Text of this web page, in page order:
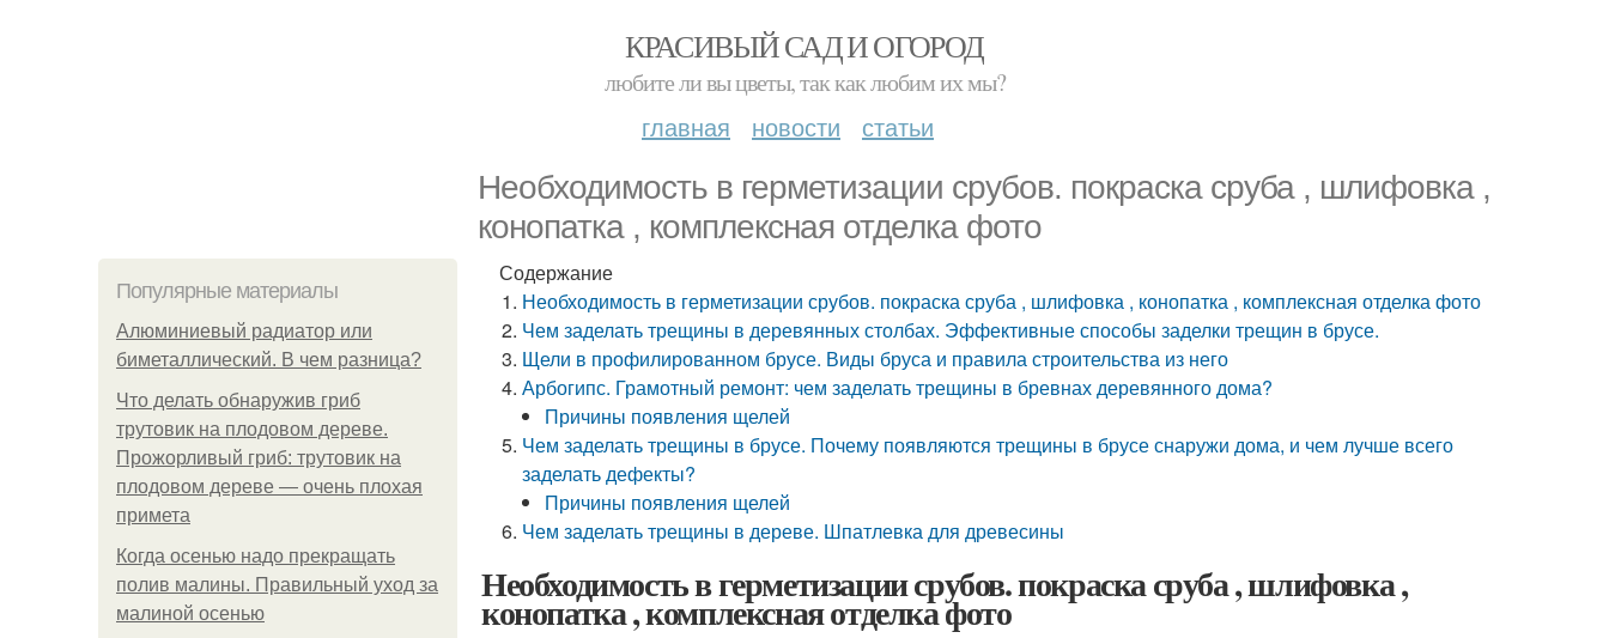
КРАСИВЫЙ САД И ОГОРОД
любите ли вы цветы, так как любим их мы?
главная новости статьи
Необходимость в герметизации срубов. покраска сруба , шлифовка ,
конопатка , комплексная отделка фото
Популярные материалы
Алюминиевый радиатор или
биметаллический. В чем разница?
Что делать обнаружив гриб
трутовик на плодовом дереве.
Прожорливый гриб: трутовик на
плодовом дереве — очень плохая
примета
Когда осенью надо прекращать
полив малины. Правильный уход за
малиной осенью
Содержание
Необходимость в герметизации срубов. покраска сруба , шлифовка , конопатка , комплексная отделка фото
Чем заделать трещины в деревянных столбах. Эффективные способы заделки трещин в брусе.
Щели в профилированном брусе. Виды бруса и правила строительства из него
Арбогипс. Грамотный ремонт: чем заделать трещины в бревнах деревянного дома?
Причины появления щелей
Чем заделать трещины в брусе. Почему появляются трещины в брусе снаружи дома, и чем лучше всего
заделать дефекты?
Причины появления щелей
Чем заделать трещины в дереве. Шпатлевка для древесины
Необходимость в герметизации срубов. покраска сруба , шлифовка ,
конопатка , комплексная отделка фото